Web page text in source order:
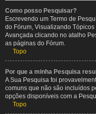
Como posso Pesquisar?
Escrevendo um Termo de
do Fórum, Visualizando
Avançada clicando no atalho
as páginas do Fórum.
Topo
Por que a minha Pesquisa
A Sua Pesquisa foi
comuns que não são incluídos
opções disponíveis com a
Topo